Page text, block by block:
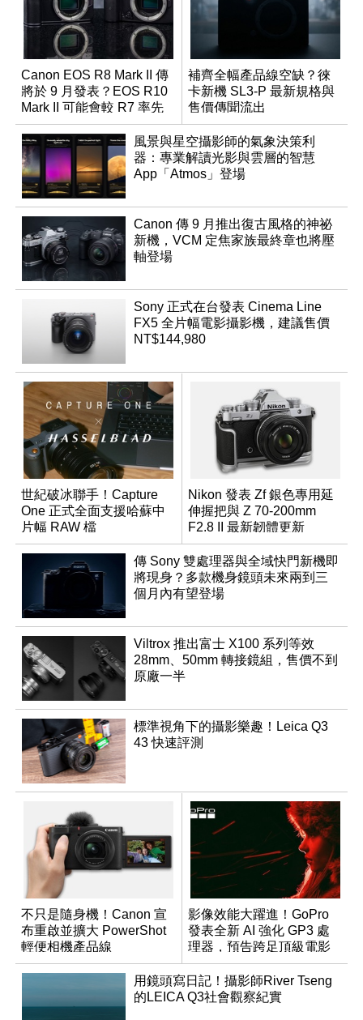
Canon EOS R8 Mark II 傳
將於 9 月發表？EOS R10
Mark II 可能會較 R7 率先
推出
補齊全幅產品線空缺？徠
卡新機 SL3-P 最新規格與
售價傳聞流出
風景與星空攝影師的氣象決策利
器：專業解讀光影與雲層的智慧
App「Atmos」登場
Canon 傳 9 月推出復古風格的神祕
新機，VCM 定焦家族最終章也將壓
軸登場
Sony 正式在台發表 Cinema Line
FX5 全片幅電影攝影機，建議售價
NT$144,980
世紀破冰聯手！Capture
One 正式全面支援哈蘇中
片幅 RAW 檔
Nikon 發表 Zf 銀色專用延
伸握把與 Z 70-200mm
F2.8 II 最新韌體更新
傳 Sony 雙處理器與全域快門新機即
將現身？多款機身鏡頭未來兩到三
個月內有望登場
Viltrox 推出富士 X100 系列等效
28mm、50mm 轉接鏡組，售價不到
原廠一半
標準視角下的攝影樂趣！Leica Q3
43 快速評測
不只是隨身機！Canon 宣
布重啟並擴大 PowerShot
輕便相機產品線
影像效能大躍進！GoPro
發表全新 AI 強化 GP3 處
理器，預告跨足頂級電影
機市場
用鏡頭寫日記！攝影師River Tseng
的LEICA Q3社會觀察紀實